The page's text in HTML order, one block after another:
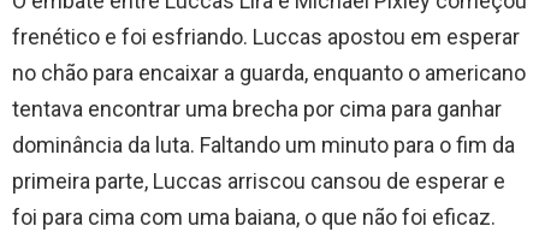
frenético e foi esfriando. Luccas apostou em esperar
no chão para encaixar a guarda, enquanto o americano
tentava encontrar uma brecha por cima para ganhar
dominância da luta. Faltando um minuto para o fim da
primeira parte, Luccas arriscou cansou de esperar e
foi para cima com uma baiana, o que não foi eficaz.